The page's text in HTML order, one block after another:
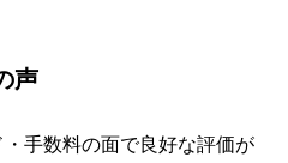
声
手数料の面で良好な評価が